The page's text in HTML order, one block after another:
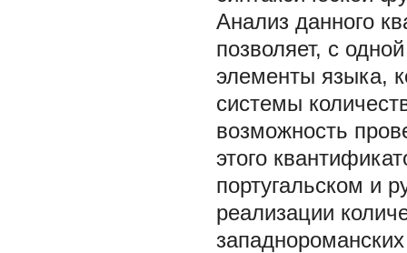
Анализ данного
позволяет, с
элементы языка,
системы
возможность
этого
португальском и
реализации